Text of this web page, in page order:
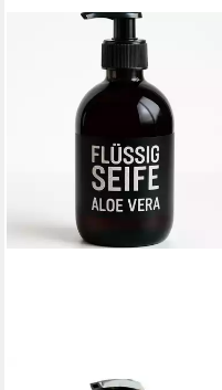
GERLINDE HOFER _ FLOREX